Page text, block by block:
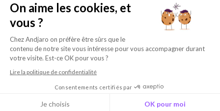
Mentions
Politique de
Cookies
On aime les cookies, et
vous ?
Chez Andjaro on préfère être sûrs que le
contenu de notre site vous intéresse pour vous accompagner durant
votre visite. Est-ce OK pour vous ?
Lire la politique de confidentialité
Consentements certifiés par
Je choisis OK pour moi